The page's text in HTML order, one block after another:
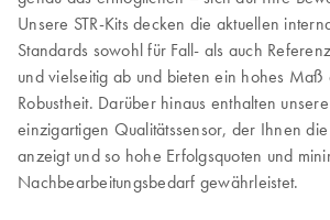
Unsere STR-Kits decken die aktuellen
Standards sowohl für Fall- als auch
und vielseitig ab und bieten ein hohes Maß
Robustheit. Darüber hinaus enthalten unsere
einzigartigen Qualitätssensor, der Ihnen
anzeigt und so hohe Erfolgsquoten und
Nachbearbeitungsbedarf gewährleistet.